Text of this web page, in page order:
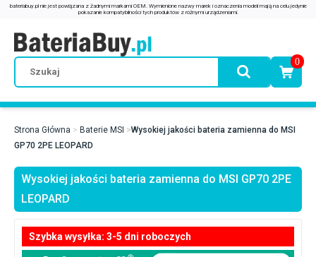
0
Strona Główna Baterie MSI
Wysokiej jakości bateria zamienna do MSI
GP70 2PE LEOPARD
Wysokiej jakości bateria zamienna do MSI GP70 2PE
LEOPARD
Szybka wysyłka: 3-5 dni roboczych